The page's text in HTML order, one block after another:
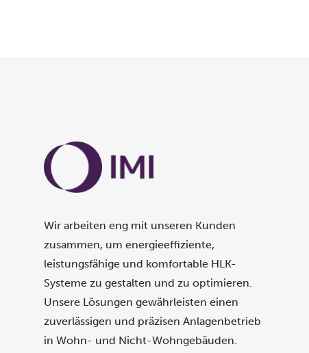
Wir arbeiten eng mit unseren Kunden
zusammen, um energieeffiziente,
leistungsfähige und komfortable HLK-
Systeme zu gestalten und zu optimieren.
Unsere Lösungen gewährleisten einen
zuverlässigen und präzisen Anlagenbetrieb
in Wohn- und Nicht-Wohngebäuden.